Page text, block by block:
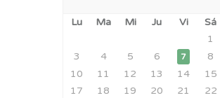
Lu Ma Mi Ju Vi Sá
1
3
4 5 6 7 8
10
11 12 13 14 15
17
18 19 20 21 22